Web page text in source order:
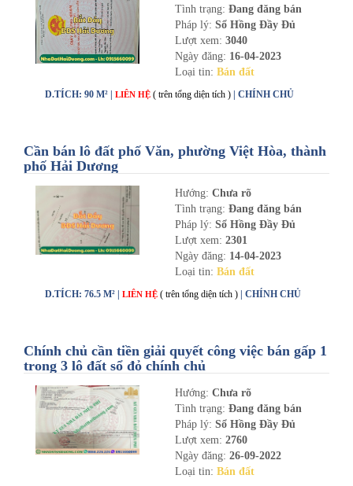
Tình trạng: Đang đăng bán
Pháp lý: Sổ Hồng Đầy Đủ
Lượt xem: 3040
Ngày đăng: 16-04-2023
Loại tin: Bán đất
D.TÍCH: 90 M² | LIÊN HỆ ( trên tổng diện tích ) | CHÍNH CHỦ
Cần bán lô đất phố Văn, phường Việt Hòa, thành
phố Hải Dương
Hướng: Chưa rõ
Tình trạng: Đang đăng bán
Pháp lý: Sổ Hồng Đầy Đủ
Lượt xem: 2301
Ngày đăng: 14-04-2023
Loại tin: Bán đất
D.TÍCH: 76.5 M² | LIÊN HỆ ( trên tổng diện tích ) | CHÍNH CHỦ
Chính chủ cần tiền giải quyết công việc bán gấp 1
trong 3 lô đất sổ đỏ chính chủ
Hướng: Chưa rõ
Tình trạng: Đang đăng bán
Pháp lý: Sổ Hồng Đầy Đủ
Lượt xem: 2760
Ngày đăng: 26-09-2022
Loại tin: Bán đất